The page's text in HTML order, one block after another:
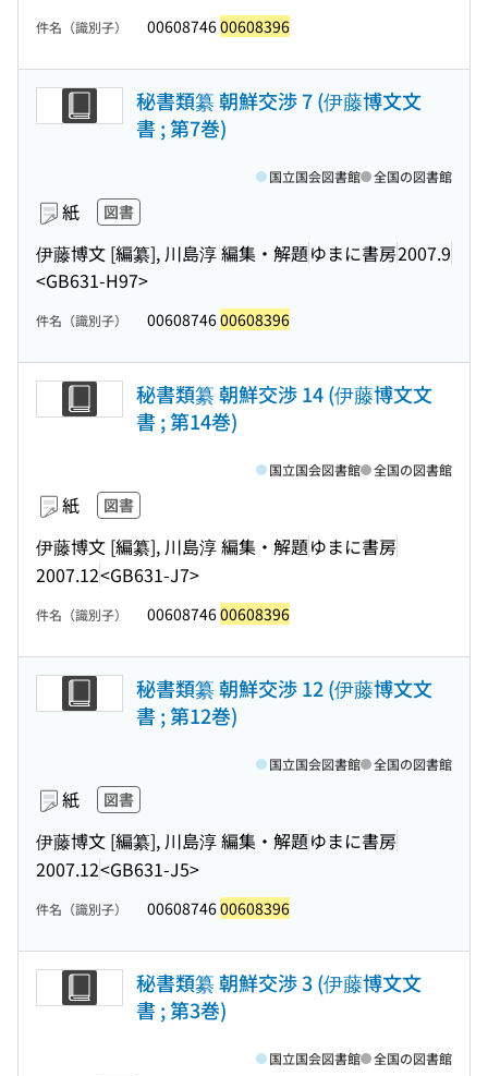
件名（識別子） 0060874600608396
秘書類纂 朝鮮交渉 7 (伊藤博文文
書 ; 第7巻)
紙 図書
伊藤博文 [編纂], 川島淳 編集・解題ゆまに書房2007.9
<GB631-H97>
国立国会図書館 全国の図書館
件名（識別子） 0060874600608396
秘書類纂 朝鮮交渉 14 (伊藤博文文
書 ; 第14巻)
紙 図書
伊藤博文 [編纂], 川島淳 編集・解題ゆまに書房
2007.12<GB631-J7>
国立国会図書館 全国の図書館
件名（識別子） 0060874600608396
秘書類纂 朝鮮交渉 12 (伊藤博文文
書 ; 第12巻)
紙 図書
伊藤博文 [編纂], 川島淳 編集・解題ゆまに書房
2007.12<GB631-J5>
国立国会図書館 全国の図書館
件名（識別子） 0060874600608396
秘書類纂 朝鮮交渉 3 (伊藤博文文
書 ; 第3巻)
国立国会図書館 全国の図書館